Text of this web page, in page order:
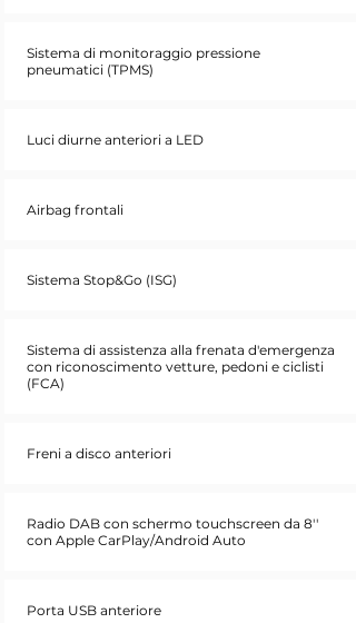
Sistema di monitoraggio pressione
pneumatici (TPMS)
Luci diurne anteriori a LED
Airbag frontali
Sistema Stop&Go (ISG)
Sistema di assistenza alla frenata d'emergenza
con riconoscimento vetture, pedoni e ciclisti
(FCA)
Freni a disco anteriori
Radio DAB con schermo touchscreen da 8''
con Apple CarPlay/Android Auto
Porta USB anteriore